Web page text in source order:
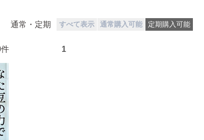
通常・定期 すべて表示 通常購入可能 定期購入可能
次の40件 1